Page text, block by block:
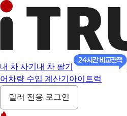
내 차 사기 내 차 팔기
어 차량 수입 계산기 아이트럭
딜러 전용 로그인